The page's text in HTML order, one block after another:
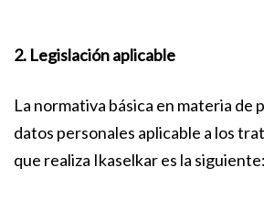
2. Legislación aplicable
La normativa básica en materia de
datos personales aplicable a los
que realiza Ikaselkar es la siguiente: